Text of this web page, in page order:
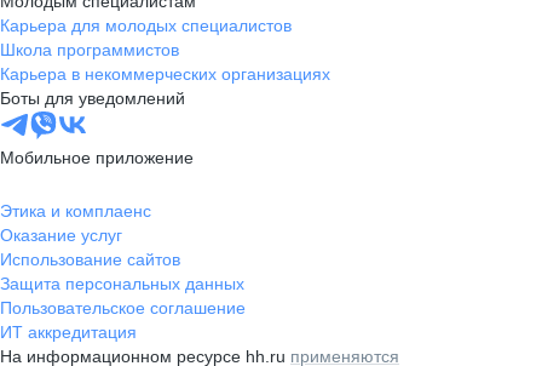
Карьера для молодых специалистов
Школа программистов
Карьера в некоммерческих организациях
Боты для уведомлений
Мобильное приложение
Этика и комплаенс
Оказание услуг
Использование сайтов
Защита персональных данных
Пользовательское соглашение
ИТ аккредитация
На информационном ресурсе hh.ru применяются